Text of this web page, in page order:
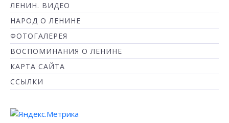
ЛЕНИН. ВИДЕО
НАРОД О ЛЕНИНЕ
ФОТОГАЛЕРЕЯ
ВОСПОМИНАНИЯ О ЛЕНИНЕ
КАРТА САЙТА
ССЫЛКИ